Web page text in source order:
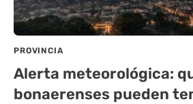
PROVINCIA
Alerta meteorológica:
bonaerenses pueden